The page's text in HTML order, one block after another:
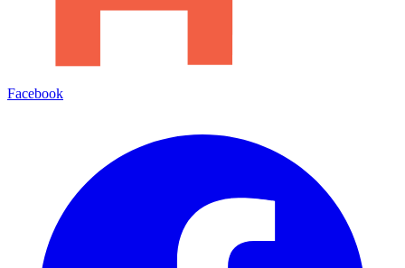
Facebook